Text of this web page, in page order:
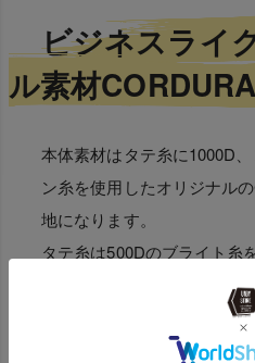
ビジネスライ
ル素材
本体素材はタテ糸に1000D
ン糸を使用したオリジナル
地になります。
タテ糸は500Dのブライト糸
糸自体に空気を含ませる)
後、撚ったものを2本引き揃
イト糸を撚ったものを2本引